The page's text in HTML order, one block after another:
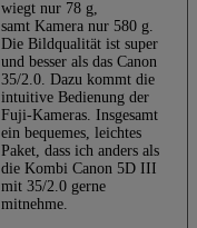
wiegt nur 78 g,
samt Kamera nur 580 g.
Die Bildqualität ist super
und besser als das Canon
35/2.0. Dazu kommt die
intuitive Bedienung der
Fuji-Kameras. Insgesamt
ein bequemes, leichtes
Paket, dass ich anders als
die Kombi Canon 5D III
mit 35/2.0 gerne
mitnehme.